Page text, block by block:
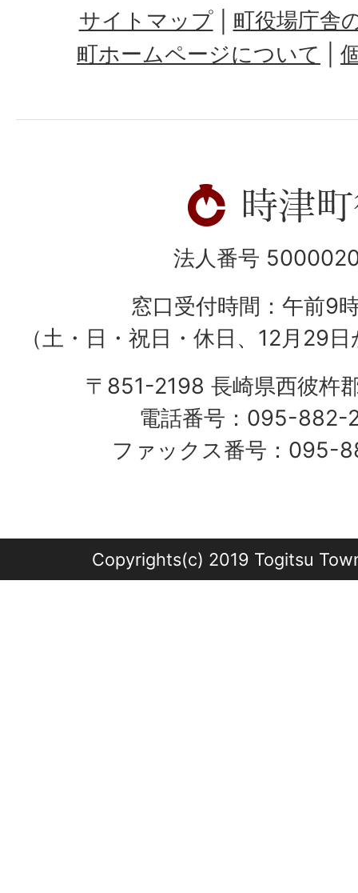
サイトマップ
町役場庁舎
町ホームページについて
法人番号
窓口受付時間：午前9
（土・日・祝日・休日、12月29
〒851-2198 長崎県西彼杵
電話番号：095-
ファックス番号：095-
Copyrights(c) 2019 Togitsu